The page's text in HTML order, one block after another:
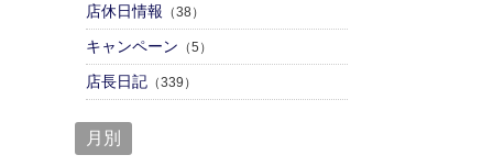
店休日情報 （38）
キャンペーン （5）
店⾧日記（339）
月別